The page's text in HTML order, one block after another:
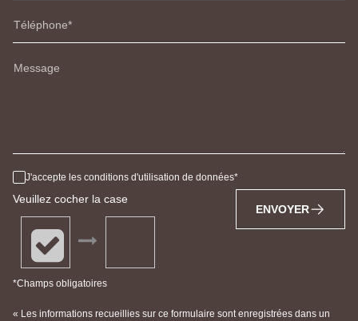
Téléphone
Message
J'accepte les conditions d'utilisation de données
Veuillez cocher la case
*Champs obligatoires
ENVOYER
« Les informations recueillies sur ce formulaire sont enregistrées dans un